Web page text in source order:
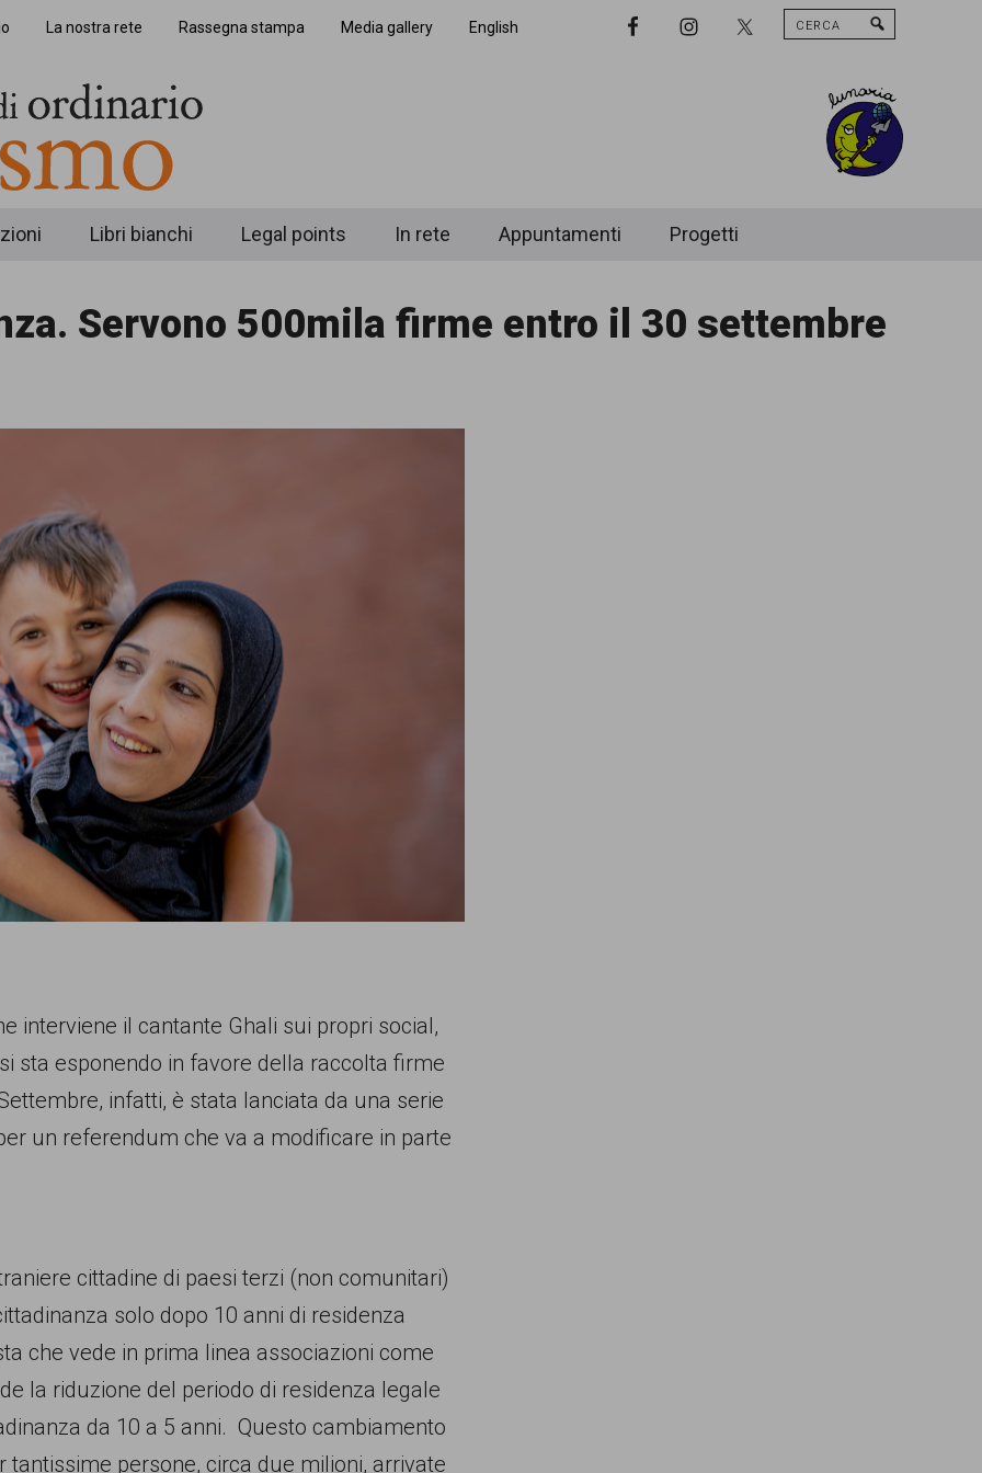
La nostra rete Rassegna stampa Media gallery English
Nav
Cerca
Libri bianchi Legal points In rete Appuntamenti Progetti
Servono 500mila firme entro il 30 settembre
interviene il cantante Ghali sui propri social,
sta esponendo in favore della raccolta firme
infatti, è stata lanciata da una serie
un referendum che va a modificare in parte
cittadine di paesi terzi (non comunitari)
solo dopo 10 anni di residenza
che vede in prima linea associazioni come
la riduzione del periodo di residenza legale
da 10 a 5 anni. Questo cambiamento
persone, circa due milioni, arrivate